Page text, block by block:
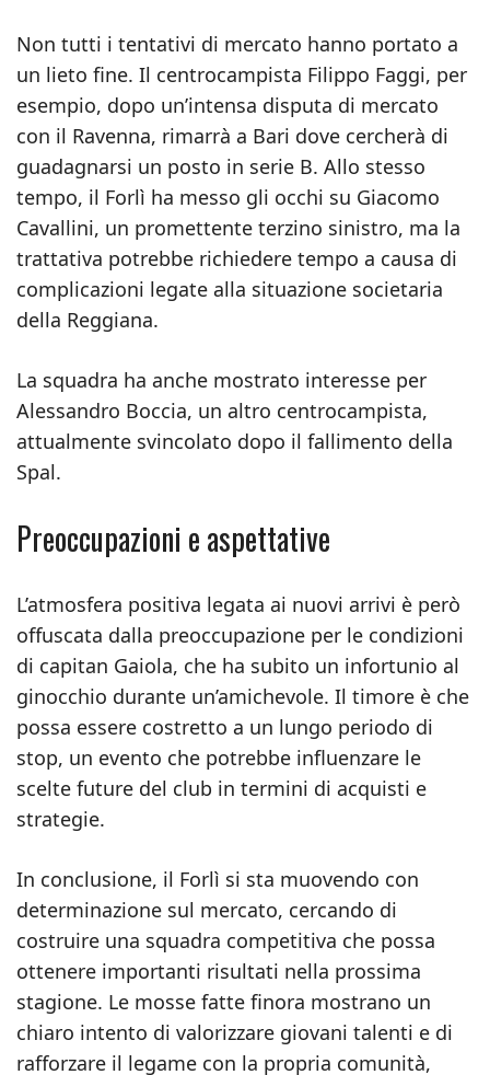
Non tutti i tentativi di mercato hanno portato a
un lieto fine. Il centrocampista Filippo Faggi, per
esempio, dopo un’intensa disputa di mercato
con il Ravenna, rimarrà a Bari dove cercherà di
guadagnarsi un posto in serie B. Allo stesso
tempo, il Forlì ha messo gli occhi su Giacomo
Cavallini, un promettente terzino sinistro, ma la
trattativa potrebbe richiedere tempo a causa di
complicazioni legate alla situazione societaria
della Reggiana.
La squadra ha anche mostrato interesse per
Alessandro Boccia, un altro centrocampista,
attualmente svincolato dopo il fallimento della
Spal.
Preoccupazioni e aspettative
L’atmosfera positiva legata ai nuovi arrivi è però
offuscata dalla preoccupazione per le condizioni
di capitan Gaiola, che ha subito un infortunio al
ginocchio durante un’amichevole. Il timore è che
possa essere costretto a un lungo periodo di
stop, un evento che potrebbe influenzare le
scelte future del club in termini di acquisti e
strategie.
In conclusione, il Forlì si sta muovendo con
determinazione sul mercato, cercando di
costruire una squadra competitiva che possa
ottenere importanti risultati nella prossima
stagione. Le mosse fatte finora mostrano un
chiaro intento di valorizzare giovani talenti e di
rafforzare il legame con la propria comunità,